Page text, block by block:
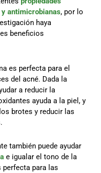
antimicrobianas, por lo
haya
beneficios
es perfecta para el
del acné. Dada la
a reducir la
ayuda a la piel, y
brotes y reducir las
también puede ayudar
e igualar el tono de la
para las